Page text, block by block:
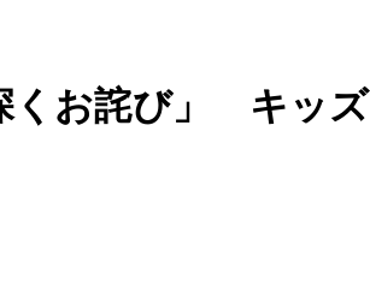
くお詫び」 キッズ